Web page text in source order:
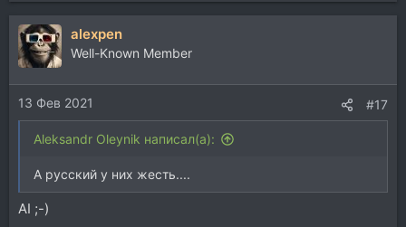
а
к
ц
и
и
:
alexpen
Well-Known Member
13 Фев 2021 #17
Aleksandr Oleynik написал(а):
А русский у них жесть....
AI ;-)